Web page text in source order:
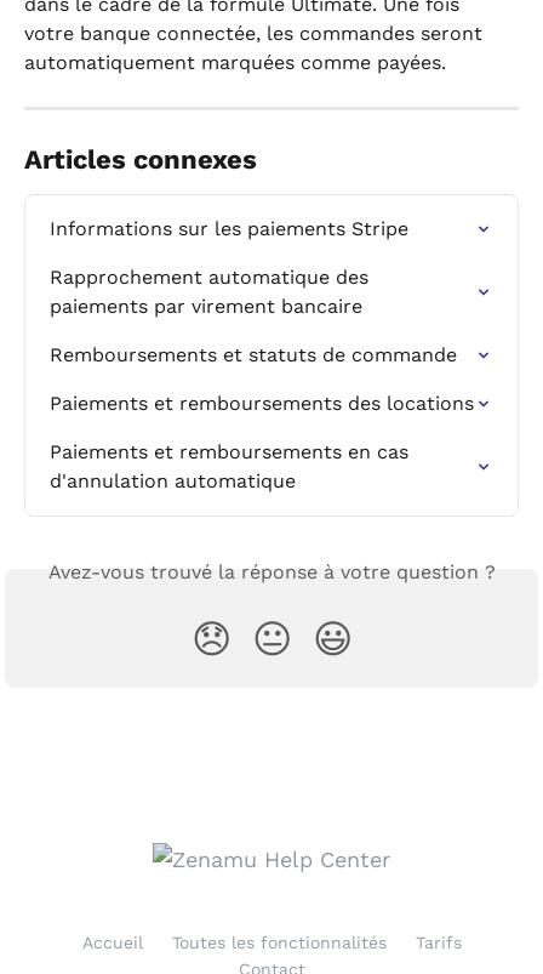
dans le cadre de la formule Ultimate. Une fois
votre banque connectée, les commandes seront
automatiquement marquées comme payées.
Articles connexes
Informations sur les paiements Stripe
Rapprochement automatique des
paiements par virement bancaire
Remboursements et statuts de commande
Paiements et remboursements des locations
Paiements et remboursements en cas
d'annulation automatique
Avez-vous trouvé la réponse à votre question ?
😞 😐 😃
Accueil Toutes les fonctionnalités
Tarifs
Contact